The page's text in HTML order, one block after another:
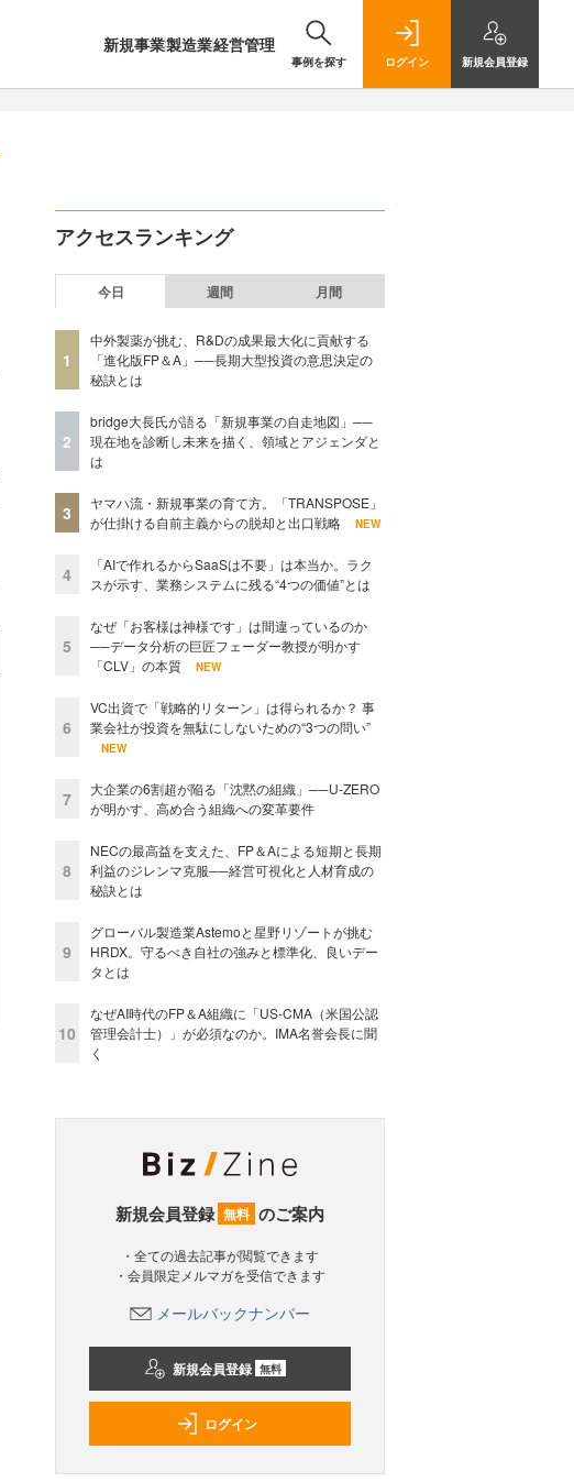
新規事業製造業経営管理
事例を探す ログイン 新規会員登録
アクセスランキング
今日 週間 月間
1
中外製薬が挑む、R&Dの成果最大化に貢献する
「進化版FP＆A」──長期大型投資の意思決定の
秘訣とは
2
bridge大長氏が語る「新規事業の自走地図」──
現在地を診断し未来を描く、領域とアジェンダと
は
3
ヤマハ流・新規事業の育て方。「TRANSPOSE」
が仕掛ける自前主義からの脱却と出口戦略
NEW
4
「AIで作れるからSaaSは不要」は本当か。ラク
スが示す、業務システムに残る“4つの価値”とは
5
なぜ「お客様は神様です」は間違っているのか
──データ分析の巨匠フェーダー教授が明かす
「CLV」の本質
NEW
6
VC出資で「戦略的リターン」は得られるか？ 事
業会社が投資を無駄にしないための“3つの問い”
NEW
7
大企業の6割超が陥る「沈黙の組織」──U-ZERO
が明かす、高め合う組織への変革要件
8
NECの最高益を支えた、FP＆Aによる短期と長期
利益のジレンマ克服──経営可視化と人材育成の
秘訣とは
9
グローバル製造業Astemoと星野リゾートが挑む
HRDX。守るべき自社の強みと標準化、良いデー
タとは
10
なぜAI時代のFP＆A組織に「US-CMA（米国公認
管理会計士）」が必須なのか。IMA名誉会長に聞
く
新規会員登録 無料 のご案内
・全ての過去記事が閲覧できます
・会員限定メルマガを受信できます
メールバックナンバー
新規会員登録 無料
ログイン